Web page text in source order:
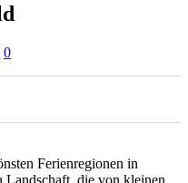
0
Ferienregionen in
Landschaft, die von kleinen